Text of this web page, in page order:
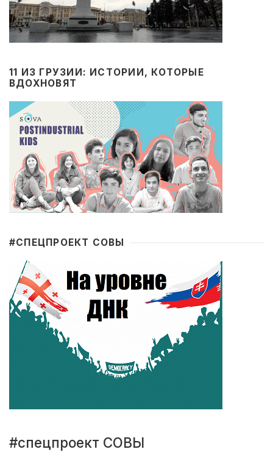
11 ИЗ ГРУЗИИ: ИСТОРИИ, КОТОРЫЕ
ВДОХНОВЯТ
#CПЕЦПРОЕКТ СОВЫ
#спецпроект СОВЫ